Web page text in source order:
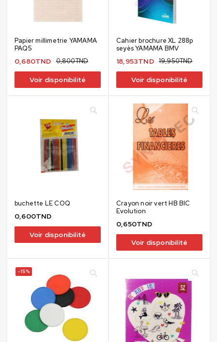
Papier millimetrie YAMAMA
PAQ5
0,800TND
0,680TND
Voir disponibilité
Cahier brochure XL 288p
seyès YAMAMA BMV
19,950TND
18,953TND
Voir disponibilité
buchette LE COQ
0,600TND
Voir disponibilité
Crayon noir vert HB BIC
Evolution
0,650TND
Voir disponibilité
-15%